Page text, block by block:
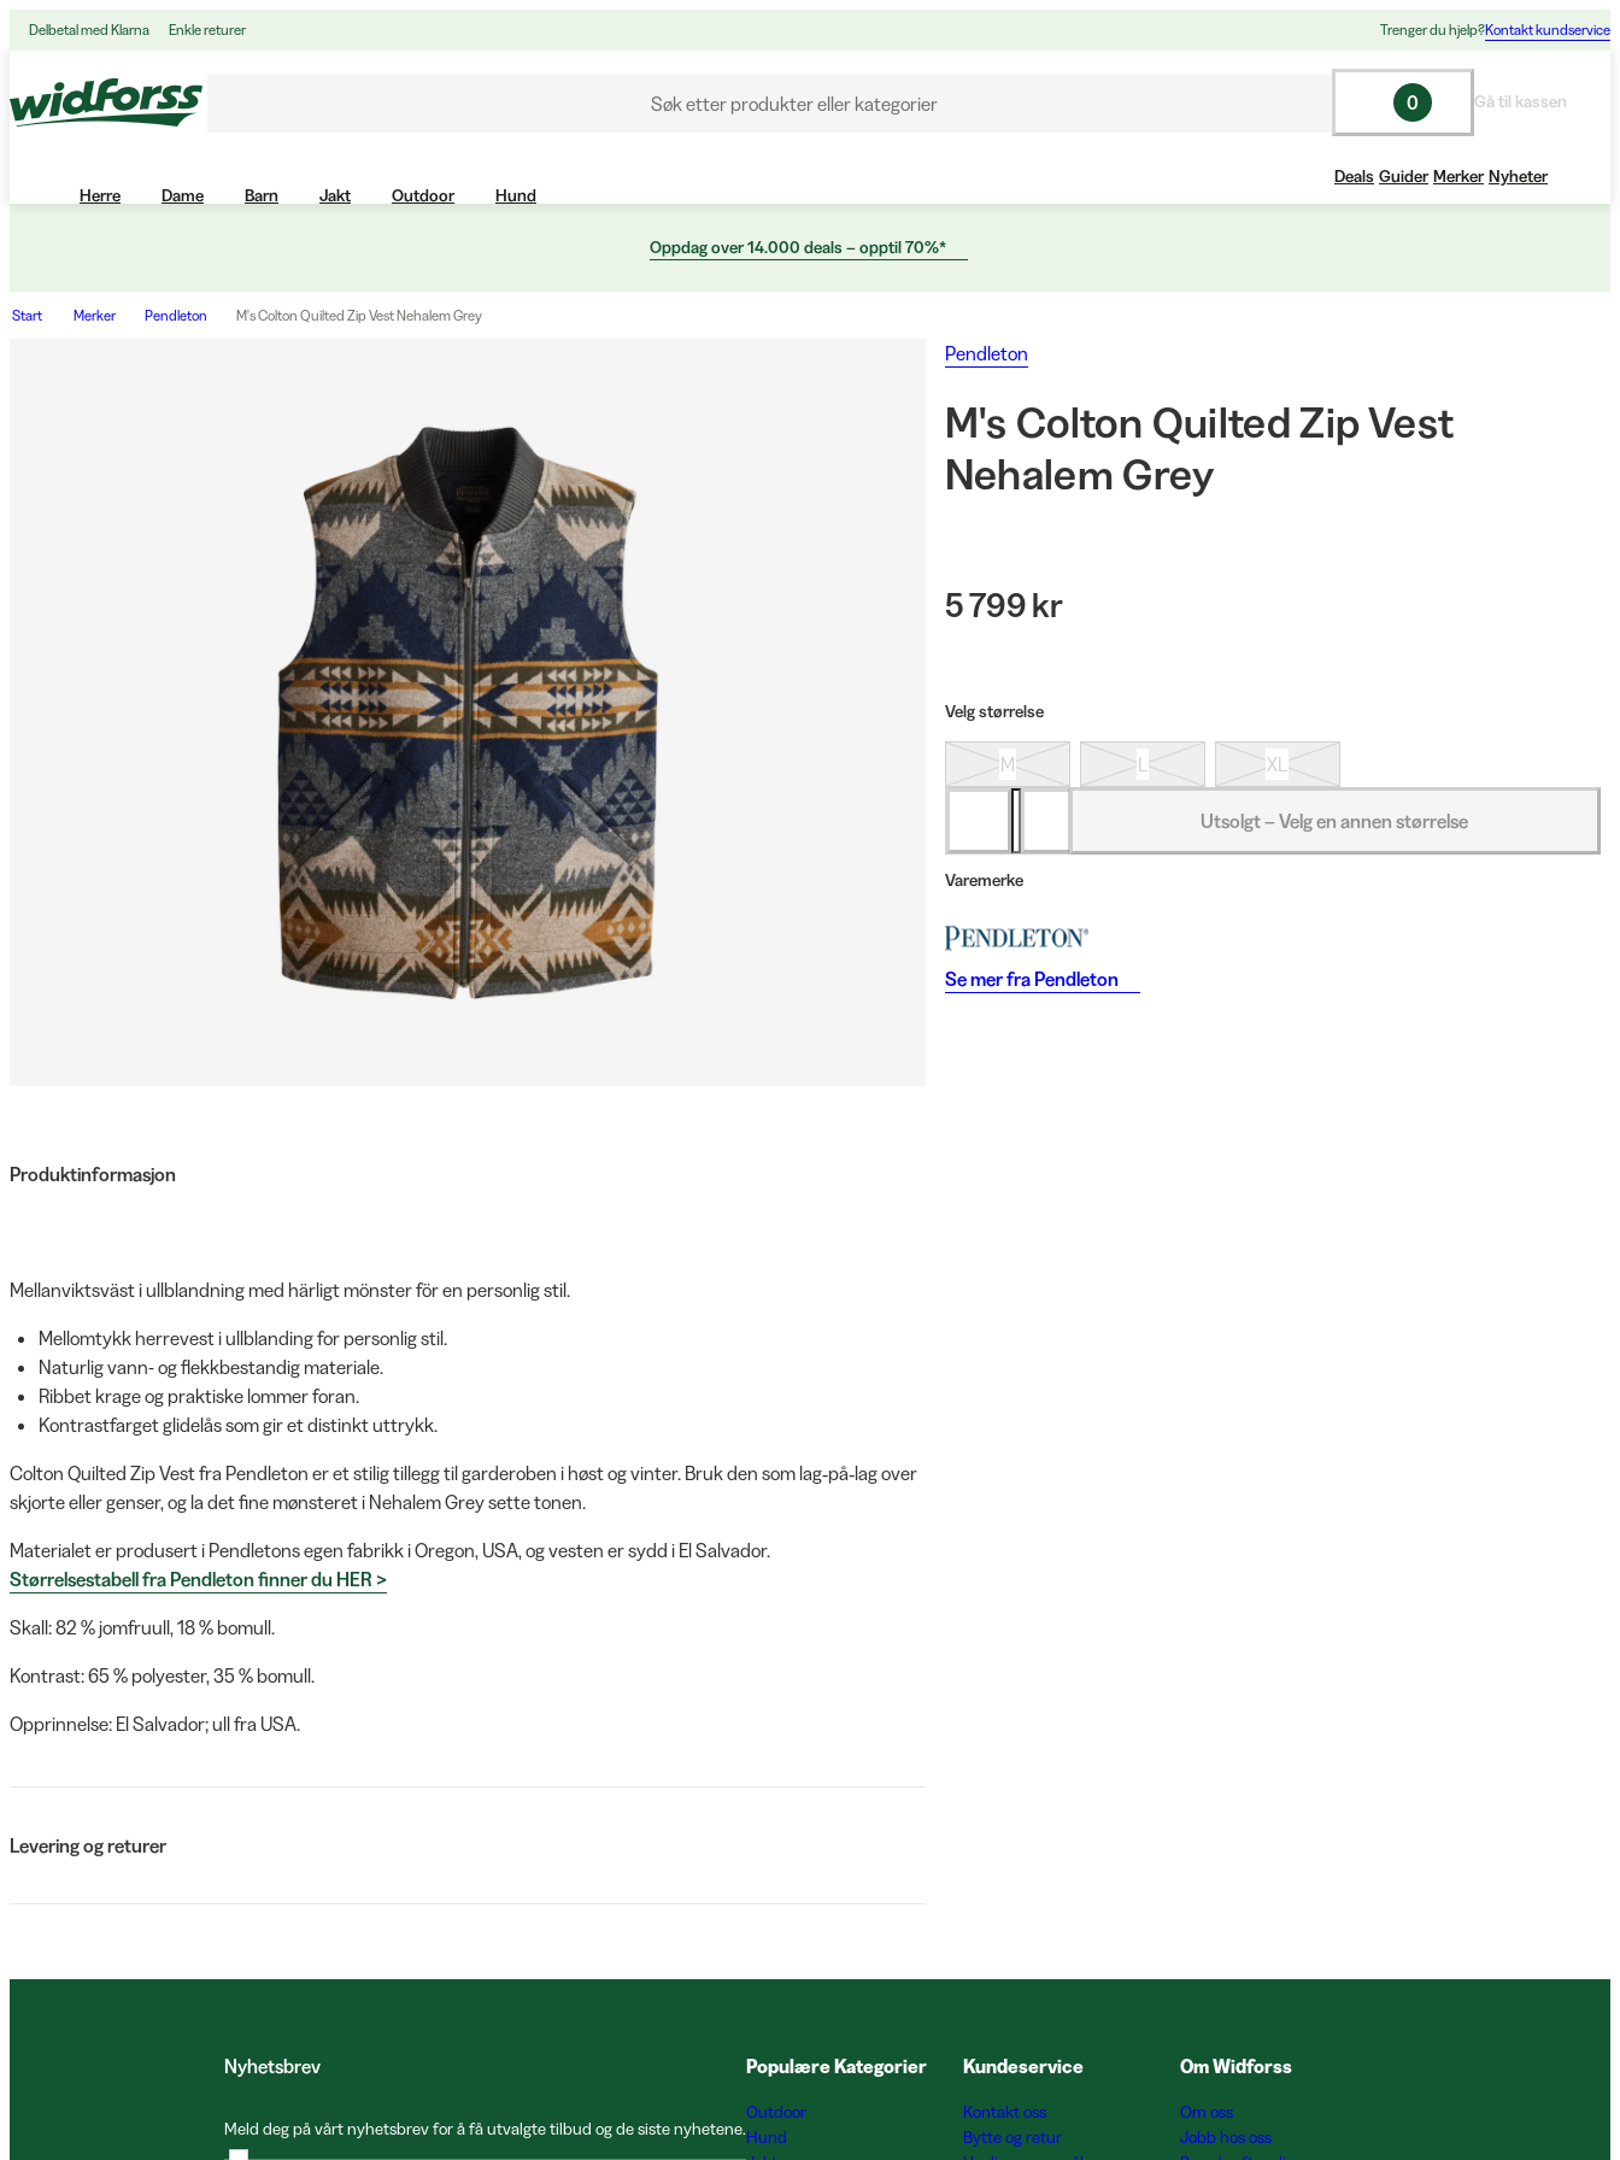
Delbetal med Klarna Enkle returer Trenger du hjelp?Kontakt kundservice
Søk etter produkter eller kategorier 0 Gå til kassen
Herre Dame Barn Jakt Outdoor Hund
Deals Guider Merker Nyheter
Oppdag over 14.000 deals – opptil 70%*
Start Merker Pendleton M's Colton Quilted Zip Vest Nehalem Grey
Produktinformasjon
Mellanviktsväst i ullblandning med härligt mönster för en personlig stil.
Mellomtykk herrevest i ullblanding for personlig stil.
Naturlig vann- og flekkbestandig materiale.
Ribbet krage og praktiske lommer foran.
Kontrastfarget glidelås som gir et distinkt uttrykk.
Colton Quilted Zip Vest fra Pendleton er et stilig tillegg til garderoben i høst og vinter. Bruk den som lag‑på‑lag over
skjorte eller genser, og la det fine mønsteret i Nehalem Grey sette tonen.
Materialet er produsert i Pendletons egen fabrikk i Oregon, USA, og vesten er sydd i El Salvador.
Størrelsestabell fra Pendleton finner du HER >
Skall: 82 % jomfruull, 18 % bomull.
Kontrast: 65 % polyester, 35 % bomull.
Opprinnelse: El Salvador; ull fra USA.
Levering og returer
Pendleton
M's Colton Quilted Zip Vest
Nehalem Grey
5 799 kr
Velg størrelse
M L XL
Utsolgt – Velg en annen størrelse
Varemerke
Se mer fra Pendleton
Nyhetsbrev
Meld deg på vårt nyhetsbrev for å få utvalgte tilbud og de siste nyhetene.
Populære Kategorier
Outdoor
Hund
Kundeservice
Kontakt oss
Bytte og retur
Om Widforss
Om oss
Jobb hos oss